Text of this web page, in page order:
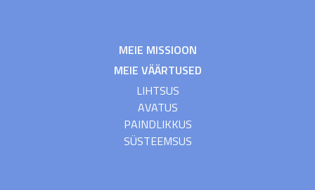
MEIE MISSIOON
MEIE VÄÄRTUSED
LIHTSUS
AVATUS
PAINDLIKKUS
SÜSTEEMSUS